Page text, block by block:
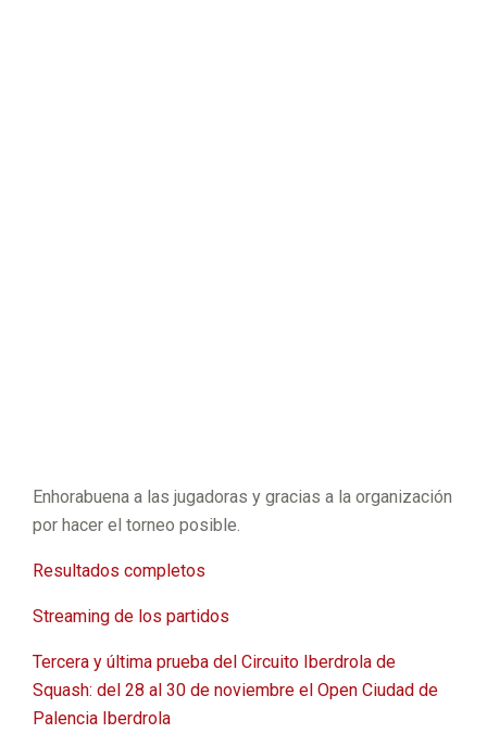
Enhorabuena a las jugadoras y gracias a la organización
por hacer el torneo posible.
Resultados completos
Streaming de los partidos
Tercera y última prueba del Circuito Iberdrola de
Squash: del 28 al 30 de noviembre el Open Ciudad de
Palencia Iberdrola